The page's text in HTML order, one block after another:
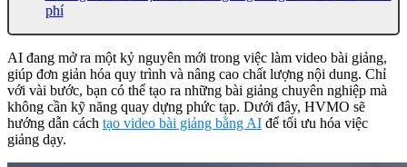
phí
AI đang mở ra một kỷ nguyên mới trong việc làm video bài giảng,
giúp đơn giản hóa quy trình và nâng cao chất lượng nội dung. Chỉ
với vài bước, bạn có thể tạo ra những bài giảng chuyên nghiệp mà
không cần kỹ năng quay dựng phức tạp. Dưới đây, HVMO sẽ
hướng dẫn cách tạo video bài giảng bằng AI để tối ưu hóa việc
giảng dạy.